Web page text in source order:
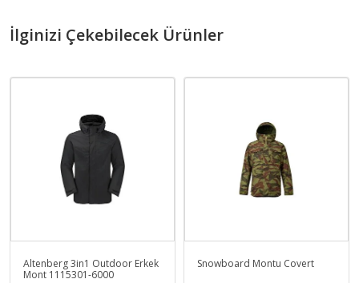
İlginizi Çekebilecek Ürünler
Altenberg 3in1 Outdoor Erkek
Mont 1115301-6000
Snowboard Montu Covert